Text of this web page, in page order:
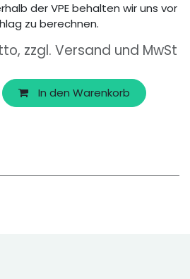
der VPE behalten wir uns vor
zu berechnen.
zzgl. Versand und MwSt
In den Warenkorb